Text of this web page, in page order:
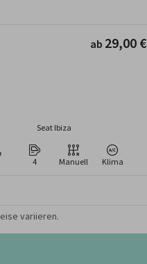
ab 29,00 €
Seat Ibiza
4 Manuell Klima
die Preise von der
variieren.